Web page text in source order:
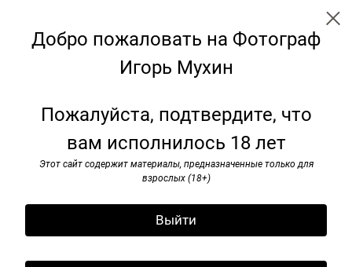
Добро пожаловать на Фотограф
Игорь Мухин
Пожалуйста, подтвердите, что
вам исполнилось 18 лет
Этот сайт содержит материалы, предназначенные только для
взрослых (18+)
Выйти
Скамейки: трансформация для
будущего